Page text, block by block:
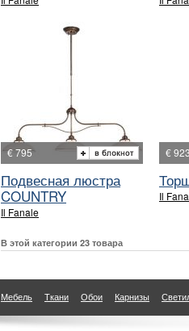
€ 795
Подвесная люстра
COUNTRY
Il Fanale
€
Il
В этой категории 23 товара
Мебель Ткани Обои Карнизы